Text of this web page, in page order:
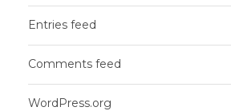
Entries feed
Comments feed
WordPress.org